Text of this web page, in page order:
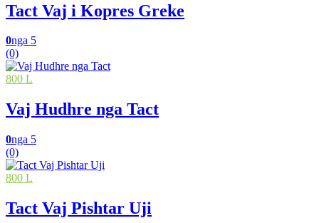
Tact Vaj i Kopres Greke
0nga 5
(0)
800 L
Vaj Hudhre nga Tact
0nga 5
(0)
800 L
Tact Vaj Pishtar Uji